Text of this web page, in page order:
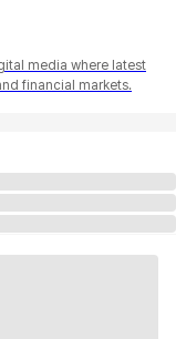
media where latest
financial markets.